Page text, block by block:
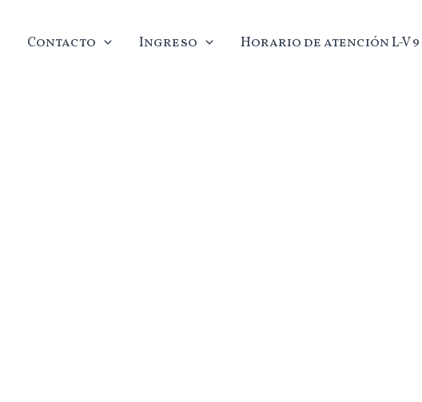
Contacto Ingreso Horario de atención L-V 9